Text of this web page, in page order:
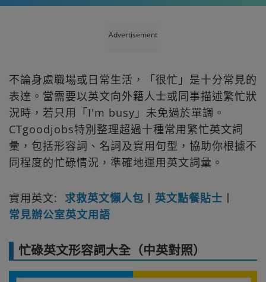
Advertisement
不論身處職場或日常生活，「很忙」是十分常見的
表達。當需要以英文向外籍人士或同事描述繁忙狀
況時，若只用「I'm busy」未免過於單調。
CTgoodjobs特別整理超過十種常用繁忙英文詞
彙，包括形容詞、名詞及實用句型，協助你根據不
同程度的忙碌情況，準確地運用英文詞彙。
實用英文: 求救英文懶人包 丨 英文點餐貼士 丨
常見辦公室英文用語
忙碌英文形容詞大全（中英對照）